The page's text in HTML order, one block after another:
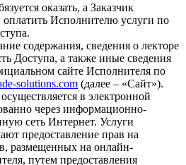
оказать, а Заказчик
оплатить Исполнителю услуги по
содержания, сведения о лекторе
Доступа, а также иные сведения
сайте Исполнителя по
solutions.com (далее – «Сайт»).
в электронной
через информационно-
сеть Интернет. Услуги
предоставление прав на
размещенных на онлайн-
путем предоставления